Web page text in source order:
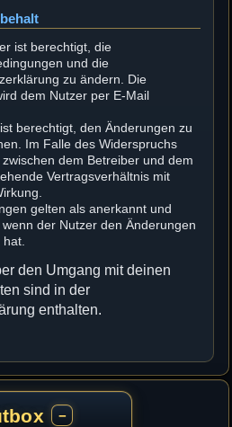
ist berechtigt, die
und die
zu ändern. Die
dem Nutzer per E-Mail
berechtigt, den Änderungen zu
Im Falle des Widerspruchs
dem Betreiber und dem
Vertragsverhältnis mit
gelten als anerkannt und
der Nutzer den Änderungen
hat.
den Umgang mit deinen
sind in der
enthalten.
−